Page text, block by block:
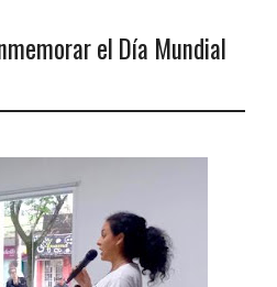
el Día Mundial